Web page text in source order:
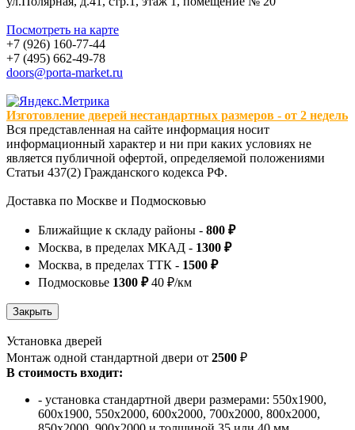
Посмотреть на карте
+7 (926) 160-77-44
+7 (495) 662-49-78
doors@porta-market.ru
Изготовление дверей нестандартных размеров - от 2 недель
Вся представленная на сайте информация носит
информационный характер и ни при каких условиях не
является публичной офертой, определяемой положениями
Статьи 437(2) Гражданского кодекса РФ.
Доставка по Москве и Подмосковью
Ближайщие к складу районы - 800 ₽
Москва, в пределах МКАД - 1300 ₽
Москва, в пределах ТТК - 1500 ₽
Подмосковье 1300 ₽40 ₽/км
Установка дверей
Монтаж одной стандартной двери от 2500 ₽
В стоимость входит:
- установка стандартной двери размерами: 550х1900,
600х1900, 550х2000, 600х2000, 700х2000, 800х2000,